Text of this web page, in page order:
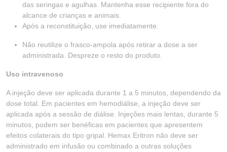
das seringas e agulhas. Mantenha esse recipiente fora do
alcance de crianças e animais.
Após a reconstituição, use imediatamente.
Não reutilize o frasco-ampola após retirar a dose a ser
administrada. Despreze o resto do produto.
Uso intravenoso
A injeção deve ser aplicada durante 1 a 5 minutos, dependendo da
dose total. Em pacientes em hemodiálise, a injeção deve ser
aplicada após a sessão de diálise. Injeções mais lentas, durante 5
minutos, podem ser benéficas em pacientes que apresentem
efeitos colaterais do tipo gripal. Hemax Eritron não deve ser
administrado em infusão ou combinado a outras soluções